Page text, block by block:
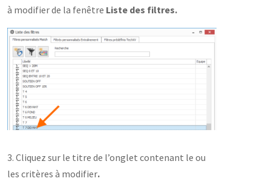
à modifierde la fenêtre Liste des filtres.
3. Cliquez sur le titre de l’onglet contenant le ou
les critères à modifier.